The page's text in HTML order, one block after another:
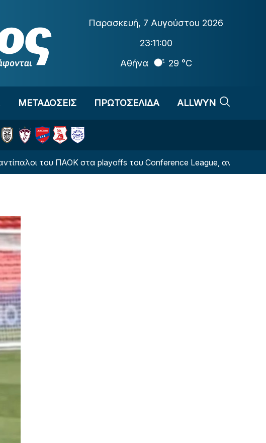
Παρασκευή, 7 Αυγούστου 2026
23:11:01
Αθήνα
29 °C
ΜΕΤΑΔΟΣΕΙΣ ΠΡΩΤΟΣΕΛΙΔΑ ALLWYN
ΠΑΟΚ στα playoffs του Conference League, αν αποκλειστεί από